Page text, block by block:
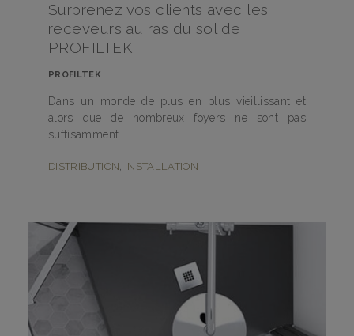
Surprenez vos clients avec les
receveurs au ras du sol de
PROFILTEK
PROFILTEK
Dans un monde de plus en plus vieillissant et
alors que de nombreux foyers ne sont pas
suffisamment..
DISTRIBUTION INSTALLATION